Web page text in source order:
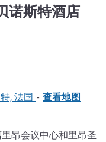
诺斯特酒店2 星
, 法国 - 查看地图
昂会议中心和里昂圣